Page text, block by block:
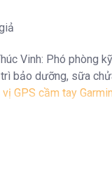
Vinh: Phó phòng
bảo dưỡng, sữa
GPS cầm tay Garmin